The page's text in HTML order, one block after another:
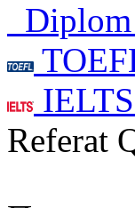
Referat